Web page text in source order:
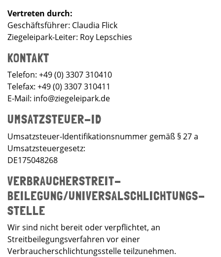
Vertreten durch:
Geschäftsführer: Claudia Flick
Ziegeleipark-Leiter: Roy Lepschies
KONTAKT
Telefon: +49 (0) 3307 310410
Telefax: +49 (0) 3307 310411
E-Mail: info@ziegeleipark.de
UMSATZSTEUER-ID
Umsatzsteuer-Identifikationsnummer gemäß § 27 a
Umsatzsteuergesetz:
DE175048268
VERBRAUCHER­STREIT­
BEILEGUNG/UNIVERSAL­SCHLICHTUNGS­
STELLE
Wir sind nicht bereit oder verpflichtet, an
Streitbeilegungsverfahren vor einer
Verbraucherschlichtungsstelle teilzunehmen.